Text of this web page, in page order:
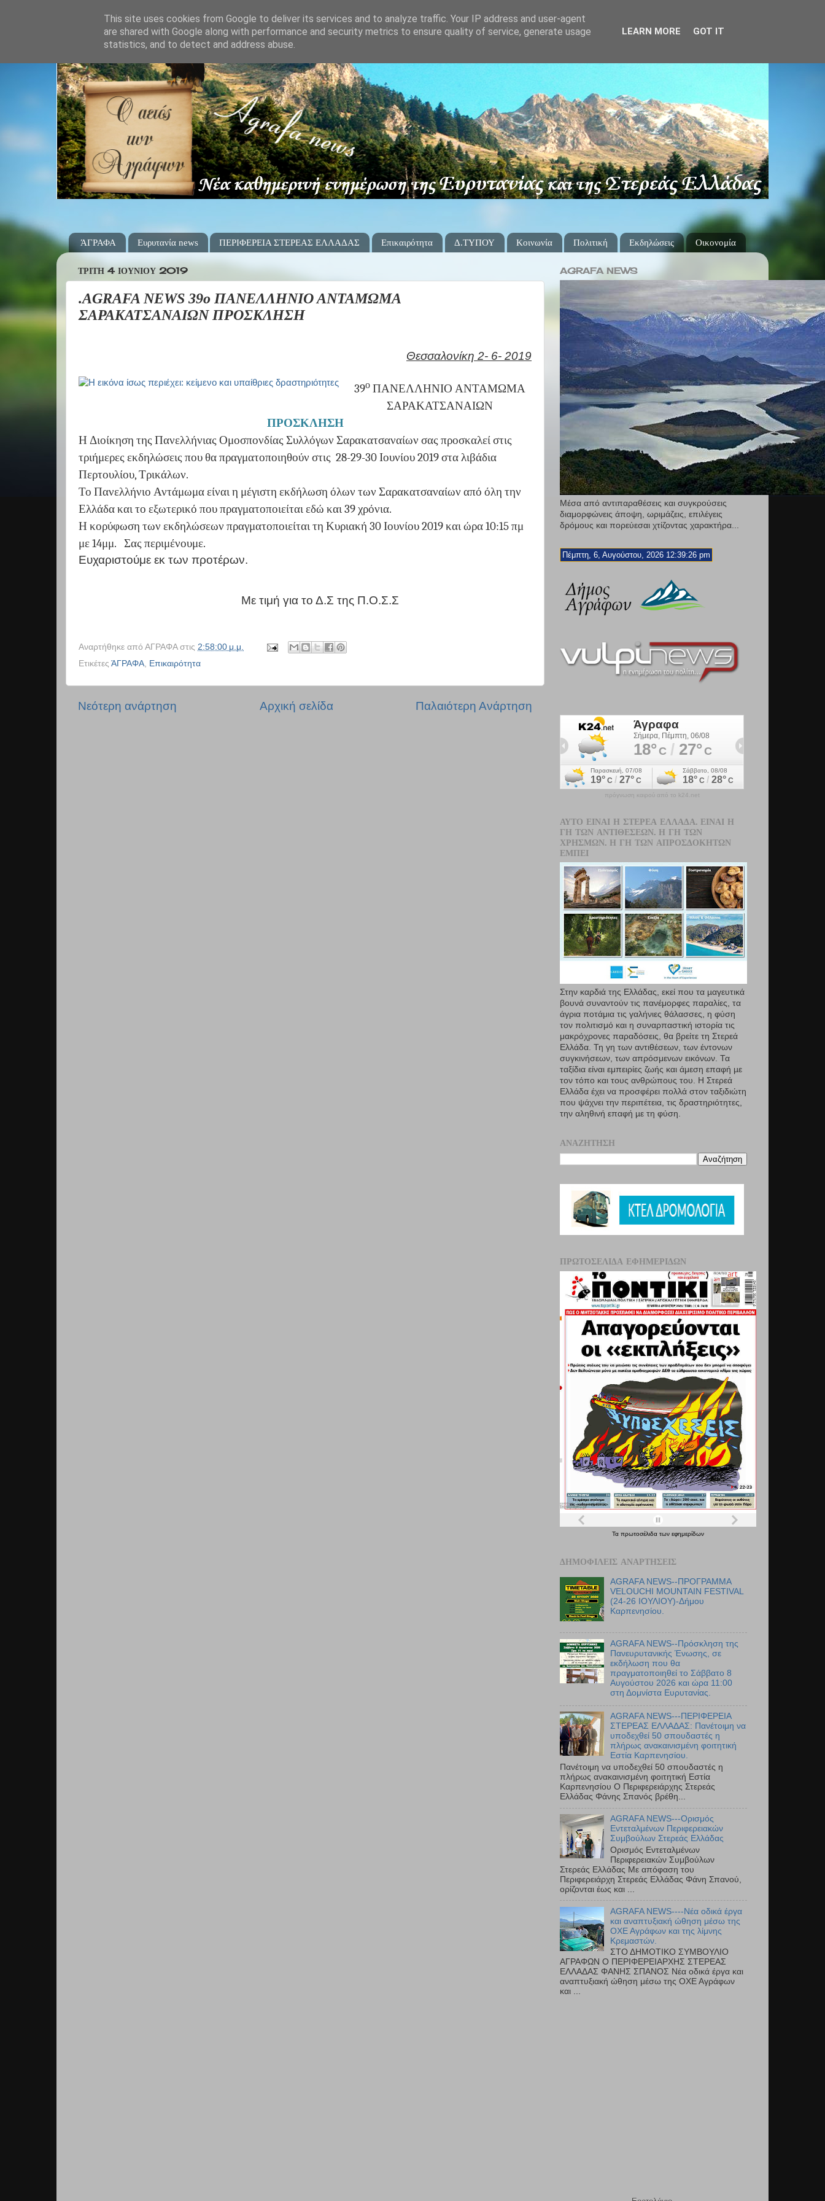
ΆΓΡΑΦΑ Ευρυτανία news ΠΕΡΙΦΕΡΕΙΑ ΣΤΕΡΕΑΣ ΕΛΛΑΔΑΣ Επικαιρότητα Δ.ΤΥΠΟΥ Κοινωνία Πολιτική Εκδηλώσεις Οικονομία
ΤΡΊΤΗ 4 ΙΟΥΝΊΟΥ 2019
.AGRAFA NEWS 39ο ΠΑΝΕΛΛΗΝΙΟ ΑΝΤΑΜΩΜΑ
ΣΑΡΑΚΑΤΣΑΝΑΙΩΝ ΠΡΟΣΚΛΗΣΗ
Θεσσαλονίκη 2- 6- 2019
39οΠΑΝΕΛΛΗΝΙΟ ΑΝΤΑΜΩΜΑ
ΣΑΡΑΚΑΤΣΑΝΑΙΩΝ
ΠΡΟΣΚΛΗΣΗ
Η Διοίκηση της Πανελλήνιας Ομοσπονδίας Συλλόγων Σαρακατσαναίων σας προσκαλεί στις
τριήμερες εκδηλώσεις που θα πραγματοποιηθούν στις 28-29-30 Ιουνίου 2019 στα λιβάδια
Περτουλίου, Τρικάλων.
Το Πανελλήνιο Αντάμωμα είναι η μέγιστη εκδήλωση όλων των Σαρακατσαναίων από όλη την
Ελλάδα και το εξωτερικό που πραγματοποιείται εδώ και 39 χρόνια.
Η κορύφωση των εκδηλώσεων πραγματοποιείται τη Κυριακή 30 Ιουνίου 2019 και ώρα 10:15 πμ
με 14μμ. Σας περιμένουμε.
Ευχαριστούμε εκ των προτέρων.
Με τιμή για το Δ.Σ της Π.Ο.Σ.Σ
Αναρτήθηκε από ΑΓΡΑΦΑ στις 2:58:00 μ.μ.
Ετικέτες ΆΓΡΑΦΑ, Επικαιρότητα
Νεότερη ανάρτηση Παλαιότερη Ανάρτηση
Αρχική σελίδα
AGRAFA NEWS
Μέσα από αντιπαραθέσεις και συγκρούσεις
διαμορφώνεις άποψη, ωριμάζεις, επιλέγεις
δρόμους και πορεύεσαι χτίζοντας χαρακτήρα...
Πέμπτη, 6, Αυγούστου, 2026 12:39:27 pm
πρόγνωση καιρού από το k24.net
ΑΥΤΌ ΕΊΝΑΙ Η ΣΤΕΡΕΆ ΕΛΛΆΔΑ. ΕΊΝΑΙ Η
ΓΗ ΤΩΝ ΑΝΤΙΘΈΣΕΩΝ. Η ΓΗ ΤΩΝ
ΧΡΗΣΜΏΝ. Η ΓΗ ΤΩΝ ΑΠΡΟΣΔΌΚΗΤΩΝ
ΕΜΠΕΙ
Στην καρδιά της Ελλάδας, εκεί που τα µαγευτικά
βουνά συναντούν τις πανέμορφες παραλίες, τα
άγρια ποτάμια τις γαλήνιες θάλασσες, η φύση
τον πολιτισμό και η συναρπαστική ιστορία τις
μακρόχρονες παραδόσεις, θα βρείτε τη Στερεά
Ελλάδα. Τη γη των αντιθέσεων, των έντονων
συγκινήσεων, των απρόσμενων εικόνων. Τα
ταξίδια είναι εμπειρίες ζωής και άμεση επαφή µε
τον τόπο και τους ανθρώπους του. Η Στερεά
Ελλάδα έχει να προσφέρει πολλά στον ταξιδιώτη
που ψάχνει την περιπέτεια, τις δραστηριότητες,
την αληθινή επαφή µε τη φύση.
ΑΝΑΖΉΤΗΣΗ
ΠΡΩΤΟΣΈΛΙΔΑ ΕΦΗΜΕΡΊΔΩΝ
Τα πρωτοσέλιδα των εφημερίδων
ΔΗΜΟΦΙΛΕΊΣ ΑΝΑΡΤΉΣΕΙΣ
AGRAFA NEWS--ΠΡΟΓΡΑΜΜΑ
VELOUCHI MOUNTAIN FESTIVAL
(24-26 ΙΟΥΛΙΟΥ)-Δήμου
Καρπενησίου.
AGRAFA NEWS--Πρόσκληση της
Πανευρυτανικής Ένωσης, σε
εκδήλωση που θα
πραγματοποιηθεί το Σάββατο 8
Αυγούστου 2026 και ώρα 11:00
στη Δομνίστα Ευρυτανίας.
AGRAFA NEWS---ΠΕΡΙΦΕΡΕΙΑ
ΣΤΕΡΕΑΣ ΕΛΛΑΔΑΣ: Πανέτοιμη να
υποδεχθεί 50 σπουδαστές η
πλήρως ανακαινισμένη φοιτητική
Εστία Καρπενησίου.
Πανέτοιμη να υποδεχθεί 50 σπουδαστές η
πλήρως ανακαινισμένη φοιτητική Εστία
Καρπενησίου Ο Περιφερειάρχης Στερεάς
Ελλάδας Φάνης Σπανός βρέθη...
AGRAFA NEWS---Ορισμός
Εντεταλμένων Περιφερειακών
Συμβούλων Στερεάς Ελλάδας
Ορισμός Εντεταλμένων
Περιφερειακών Συμβούλων
Στερεάς Ελλάδας Με απόφαση του
Περιφερειάρχη Στερεάς Ελλάδας Φάνη Σπανού,
ορίζονται έως και ...
AGRAFA NEWS----Νέα οδικά έργα
και αναπτυξιακή ώθηση μέσω της
ΟΧΕ Αγράφων και της λίμνης
Κρεμαστών.
ΣΤΟ ΔΗΜΟΤΙΚΟ ΣΥΜΒΟΥΛΙΟ
ΑΓΡΑΦΩΝ Ο ΠΕΡΙΦΕΡΕΙΑΡΧΗΣ ΣΤΕΡΕΑΣ
ΕΛΛΑΔΑΣ ΦΑΝΗΣ ΣΠΑΝΟΣ Νέα οδικά έργα και
αναπτυξιακή ώθηση μέσω της ΟΧΕ Αγράφων
και ...
This site uses cookies from Google to deliver its services and to analyze traffic. Your IP address and user-agent
are shared with Google along with performance and security metrics to ensure quality of service, generate usage
statistics, and to detect and address abuse.
LEARN MORE GOT IT